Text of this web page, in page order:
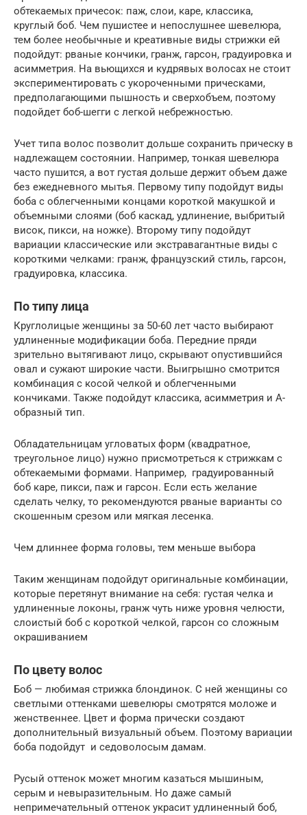
обтекаемых причесок: паж, слои, каре, классика,
круглый боб. Чем пушистее и непослушнее шевелюра,
тем более необычные и креативные виды стрижки ей
подойдут: рваные кончики, гранж, гарсон, градуировка и
асимметрия. На вьющихся и кудрявых волосах не стоит
экспериментировать с укороченными прическами,
предполагающими пышность и сверхобъем, поэтому
подойдет боб-шегги с легкой небрежностью.
Учет типа волос позволит дольше сохранить прическу в
надлежащем состоянии. Например, тонкая шевелюра
часто пушится, а вот густая дольше держит объем даже
без ежедневного мытья. Первому типу подойдут виды
боба с облегченными концами короткой макушкой и
объемными слоями (боб каскад, удлинение, выбритый
висок, пикси, на ножке). Второму типу подойдут
вариации классические или экстравагантные виды с
короткими челками: гранж, французский стиль, гарсон,
градуировка, классика.
По типу лица
Круглолицые женщины за 50-60 лет часто выбирают
удлиненные модификации боба. Передние пряди
зрительно вытягивают лицо, скрывают опустившийся
овал и сужают широкие части. Выигрышно смотрится
комбинация с косой челкой и облегченными
кончиками. Также подойдут классика, асимметрия и А-
образный тип.
Обладательницам угловатых форм (квадратное,
треугольное лицо) нужно присмотреться к стрижкам с
обтекаемыми формами. Например, градуированный
боб каре, пикси, паж и гарсон. Если есть желание
сделать челку, то рекомендуются рваные варианты со
скошенным срезом или мягкая лесенка.
Чем длиннее форма головы, тем меньше выбора
Таким женщинам подойдут оригинальные комбинации,
которые перетянут внимание на себя: густая челка и
удлиненные локоны, гранж чуть ниже уровня челюсти,
слоистый боб с короткой челкой, гарсон со сложным
окрашиванием
По цвету волос
Боб — любимая стрижка блондинок. С ней женщины со
светлыми оттенками шевелюры смотрятся моложе и
женственнее. Цвет и форма прически создают
дополнительный визуальный объем. Поэтому вариации
боба подойдут и седоволосым дамам.
Русый оттенок может многим казаться мышиным,
серым и невыразительным. Но даже самый
непримечательный оттенок украсит удлиненный боб,